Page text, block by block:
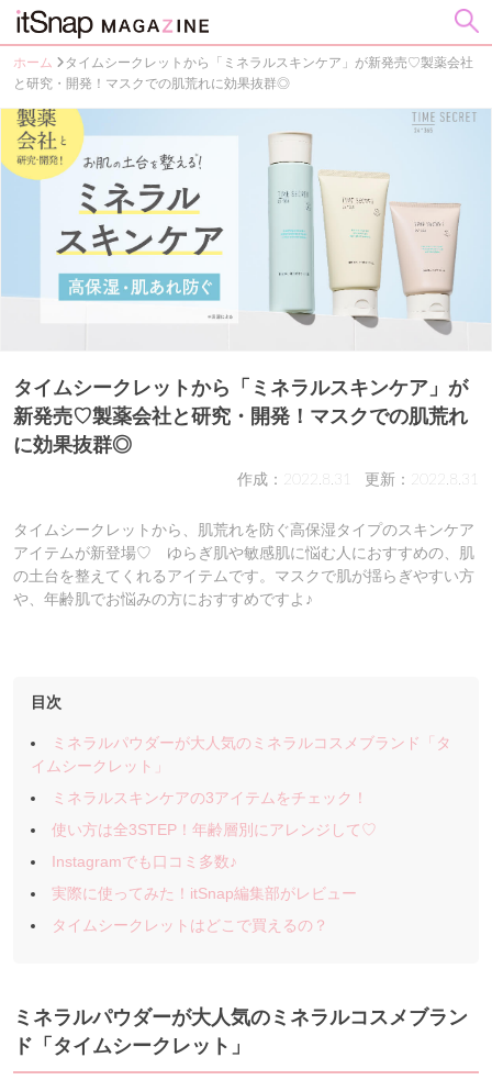
ホーム
タイムシークレットから「ミネラルスキンケア」が新発売♡製薬会社
と研究・開発！マスクでの肌荒れに効果抜群◎
タイムシークレットから「ミネラルスキンケア」が
新発売♡製薬会社と研究・開発！マスクでの肌荒れ
に効果抜群◎
作成：2022.8.31 更新：2022.8.31
タイムシークレットから、肌荒れを防ぐ高保湿タイプのスキンケア
アイテムが新登場♡ ゆらぎ肌や敏感肌に悩む人におすすめの、肌
の土台を整えてくれるアイテムです。マスクで肌が揺らぎやすい方
や、年齢肌でお悩みの方におすすめですよ♪
目次
ミネラルパウダーが大人気のミネラルコスメブランド「タ
イムシークレット」
ミネラルスキンケアの3アイテムをチェック！
使い方は全3STEP！年齢層別にアレンジして♡
Instagramでも口コミ多数♪
実際に使ってみた！itSnap編集部がレビュー
タイムシークレットはどこで買えるの？
ミネラルパウダーが大人気のミネラルコスメブラン
ド「タイムシークレット」